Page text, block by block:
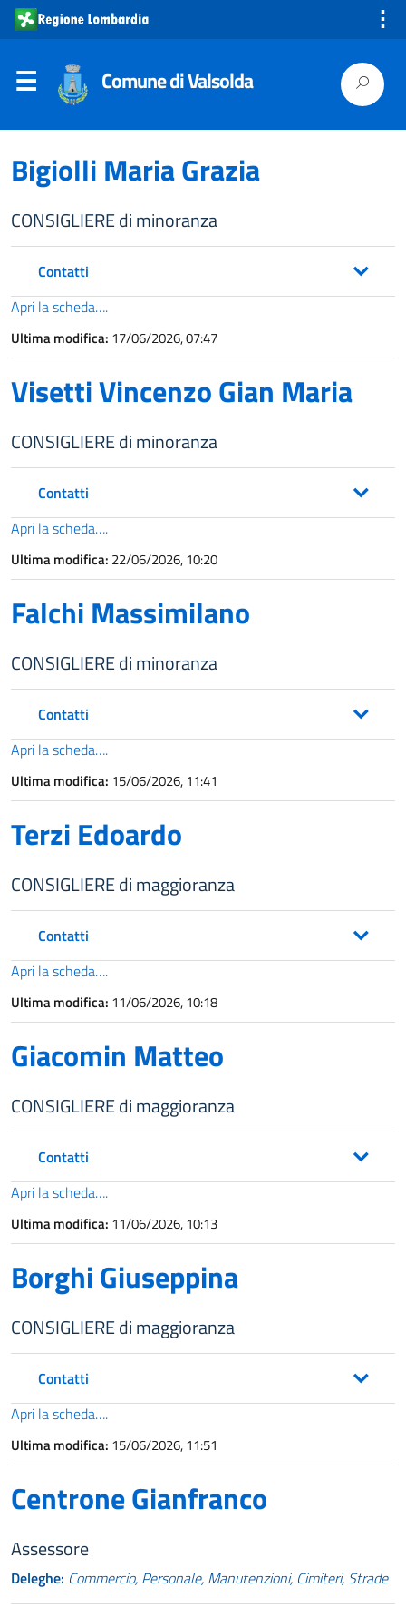
⋮
Comune di Valsolda
Bigiolli Maria Grazia
CONSIGLIERE di minoranza
Contatti
Apri la scheda….
Ultima modifica: 17/06/2026, 07:47
Visetti Vincenzo Gian Maria
CONSIGLIERE di minoranza
Contatti
Apri la scheda….
Ultima modifica: 22/06/2026, 10:20
Falchi Massimilano
CONSIGLIERE di minoranza
Contatti
Apri la scheda….
Ultima modifica: 15/06/2026, 11:41
Terzi Edoardo
CONSIGLIERE di maggioranza
Contatti
Apri la scheda….
Ultima modifica: 11/06/2026, 10:18
Giacomin Matteo
CONSIGLIERE di maggioranza
Contatti
Apri la scheda….
Ultima modifica: 11/06/2026, 10:13
Borghi Giuseppina
CONSIGLIERE di maggioranza
Contatti
Apri la scheda….
Ultima modifica: 15/06/2026, 11:51
Centrone Gianfranco
Assessore
Deleghe: Commercio, Personale, Manutenzioni, Cimiteri, Strade